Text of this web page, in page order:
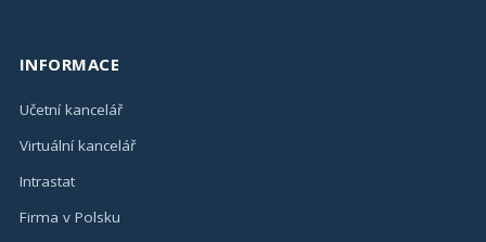
INFORMACE
Učetní kancelář
Virtuální kancelář
Intrastat
Firma v Polsku